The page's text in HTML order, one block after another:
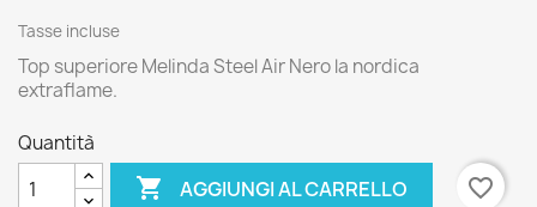
Tasse incluse
Top superiore Melinda Steel Air Nero la nordica
extraflame.
Quantità
 AGGIUNGI AL CARRELLO favorite_border